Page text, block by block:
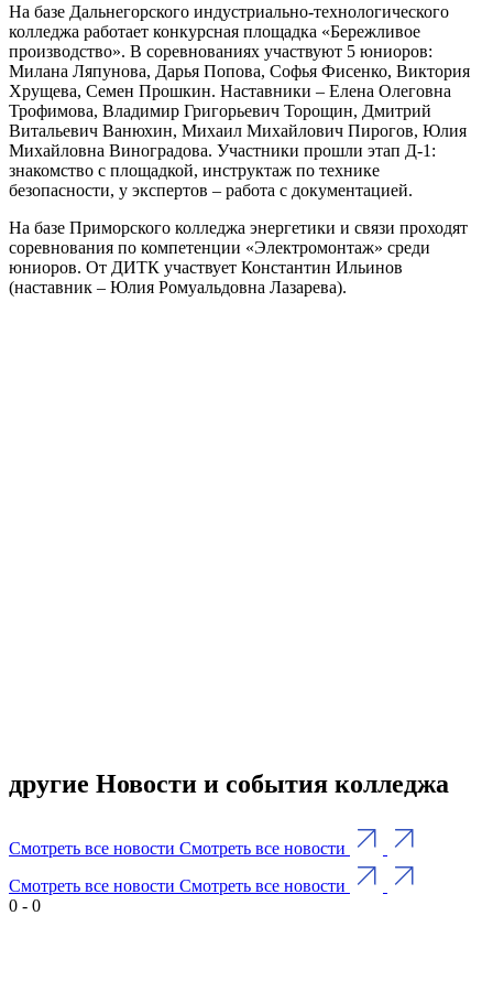
На базе Дальнегорского индустриально-технологического
колледжа работает конкурсная площадка «Бережливое
производство». В соревнованиях участвуют 5 юниоров:
Милана Ляпунова, Дарья Попова, Софья Фисенко, Виктория
Хрущева, Семен Прошкин. Наставники – Елена Олеговна
Трофимова, Владимир Григорьевич Торощин, Дмитрий
Витальевич Ванюхин, Михаил Михайлович Пирогов, Юлия
Михайловна Виноградова. Участники прошли этап Д-1:
знакомство с площадкой, инструктаж по технике
безопасности, у экспертов – работа с документацией.
На базе Приморского колледжа энергетики и связи проходят
соревнования по компетенции «Электромонтаж» среди
юниоров. От ДИТК участвует Константин Ильинов
(наставник – Юлия Ромуальдовна Лазарева).
другие Новости и события колледжа
Смотреть все новости Смотреть все новости
Смотреть все новости Смотреть все новости
0 - 0